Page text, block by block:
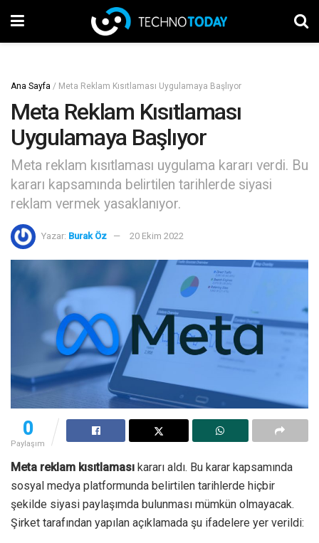
Ana Sayfa / Meta Reklam Kısıtlaması Uygulamaya Başlıyor
Meta Reklam Kısıtlaması
Uygulamaya Başlıyor
Meta reklam kısıtlaması uygulama kararı verdi. Bu
kararı kapsamında belirtilen tarihlerde siyasi
reklam vermek yasaklanıyor.
Yazar: Burak Öz 20 Ekim 2022
0
Paylaşım
Meta reklam kısıtlaması kararı aldı. Bu karar kapsamında
sosyal medya platformunda belirtilen tarihlerde hiçbir
şekilde siyasi paylaşımda bulunması mümkün olmayacak.
Şirket tarafından yapılan açıklamada şu ifadelere yer verildi: